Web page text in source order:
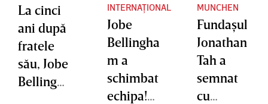
La cinci
ani după
fratele
său, Jobe
Bellingha
INTERNAȚIONAL
Jobe
Bellingha
m a
schimbat
echipa!
MUNCHEN
Fundaşul
Jonathan
Tah a
semnat
cu